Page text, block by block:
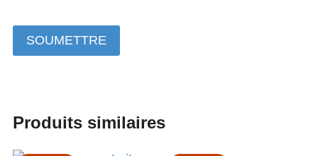
Produits similaires